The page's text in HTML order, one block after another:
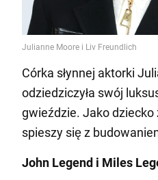
Córka słynnej aktorki
odziedziczyła swój
gwieździe. Jako dziecko
spieszy się z
John Legend i Miles